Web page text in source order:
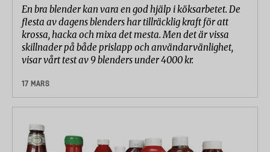
En bra blender kan vara en god hjälp i köksarbetet. De
flesta av dagens blenders har tillräcklig kraft för att
krossa, hacka och mixa det mesta. Men det är vissa
skillnader på både prislapp och användarvänlighet,
visar vårt test av 9 blenders under 4000 kr.
17 MARS